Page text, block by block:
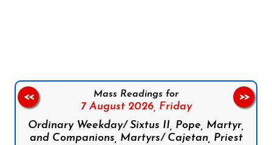
Mass Readings for
7 August 2026, Friday
Ordinary Weekday/ Sixtus II, Pope, Martyr,
and Companions, Martyrs/ Cajetan, Priest
<< >>